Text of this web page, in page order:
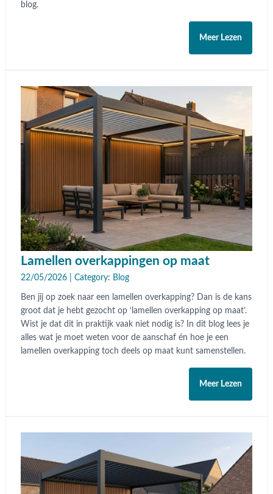
blog.
Meer Lezen
Lamellen overkappingen op maat
22/05/2026 | Category: Blog
Ben jij op zoek naar een lamellen overkapping? Dan is de kans
groot dat je hebt gezocht op ‘lamellen overkapping op maat’.
Wist je dat dit in praktijk vaak niet nodig is? In dit blog lees je
alles wat je moet weten voor de aanschaf én hoe je een
lamellen overkapping toch deels op maat kunt samenstellen.
Meer Lezen